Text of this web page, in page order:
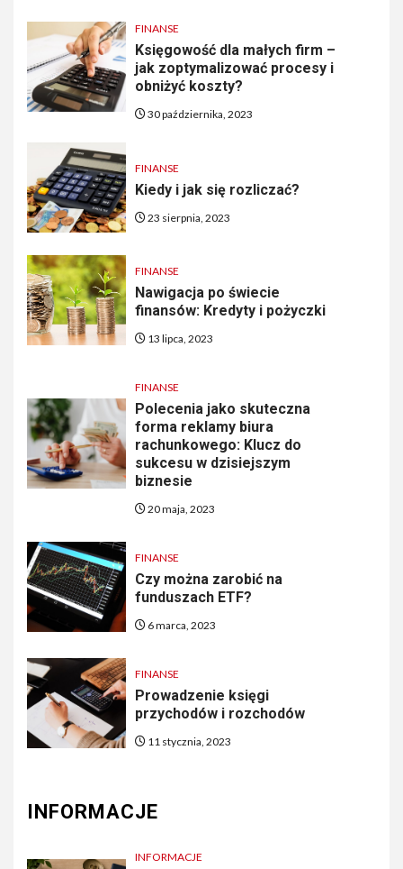
FINANSE
Księgowość dla małych firm –
jak zoptymalizować procesy i
obniżyć koszty?
30 października, 2023
FINANSE
Kiedy i jak się rozliczać?
23 sierpnia, 2023
FINANSE
Nawigacja po świecie
finansów: Kredyty i pożyczki
13 lipca, 2023
FINANSE
Polecenia jako skuteczna
forma reklamy biura
rachunkowego: Klucz do
sukcesu w dzisiejszym
biznesie
20 maja, 2023
FINANSE
Czy można zarobić na
funduszach ETF?
6 marca, 2023
FINANSE
Prowadzenie księgi
przychodów i rozchodów
11 stycznia, 2023
INFORMACJE
INFORMACJE